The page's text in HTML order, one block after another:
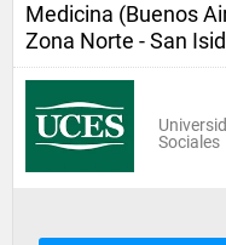
Medicina (Buenos
Zona Norte - San
Sociales